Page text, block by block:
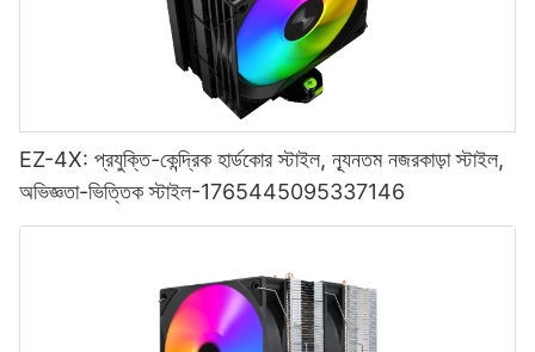
EZ-4X: প্রযুক্তি-কেন্দ্রিক হার্ডকোর স্টাইল, ন্যূনতম নজরকাড়া স্টাইল,
অভিজ্ঞতা-ভিত্তিক স্টাইল-1765445095337146